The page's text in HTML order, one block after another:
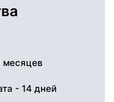
месяцев
- 14 дней